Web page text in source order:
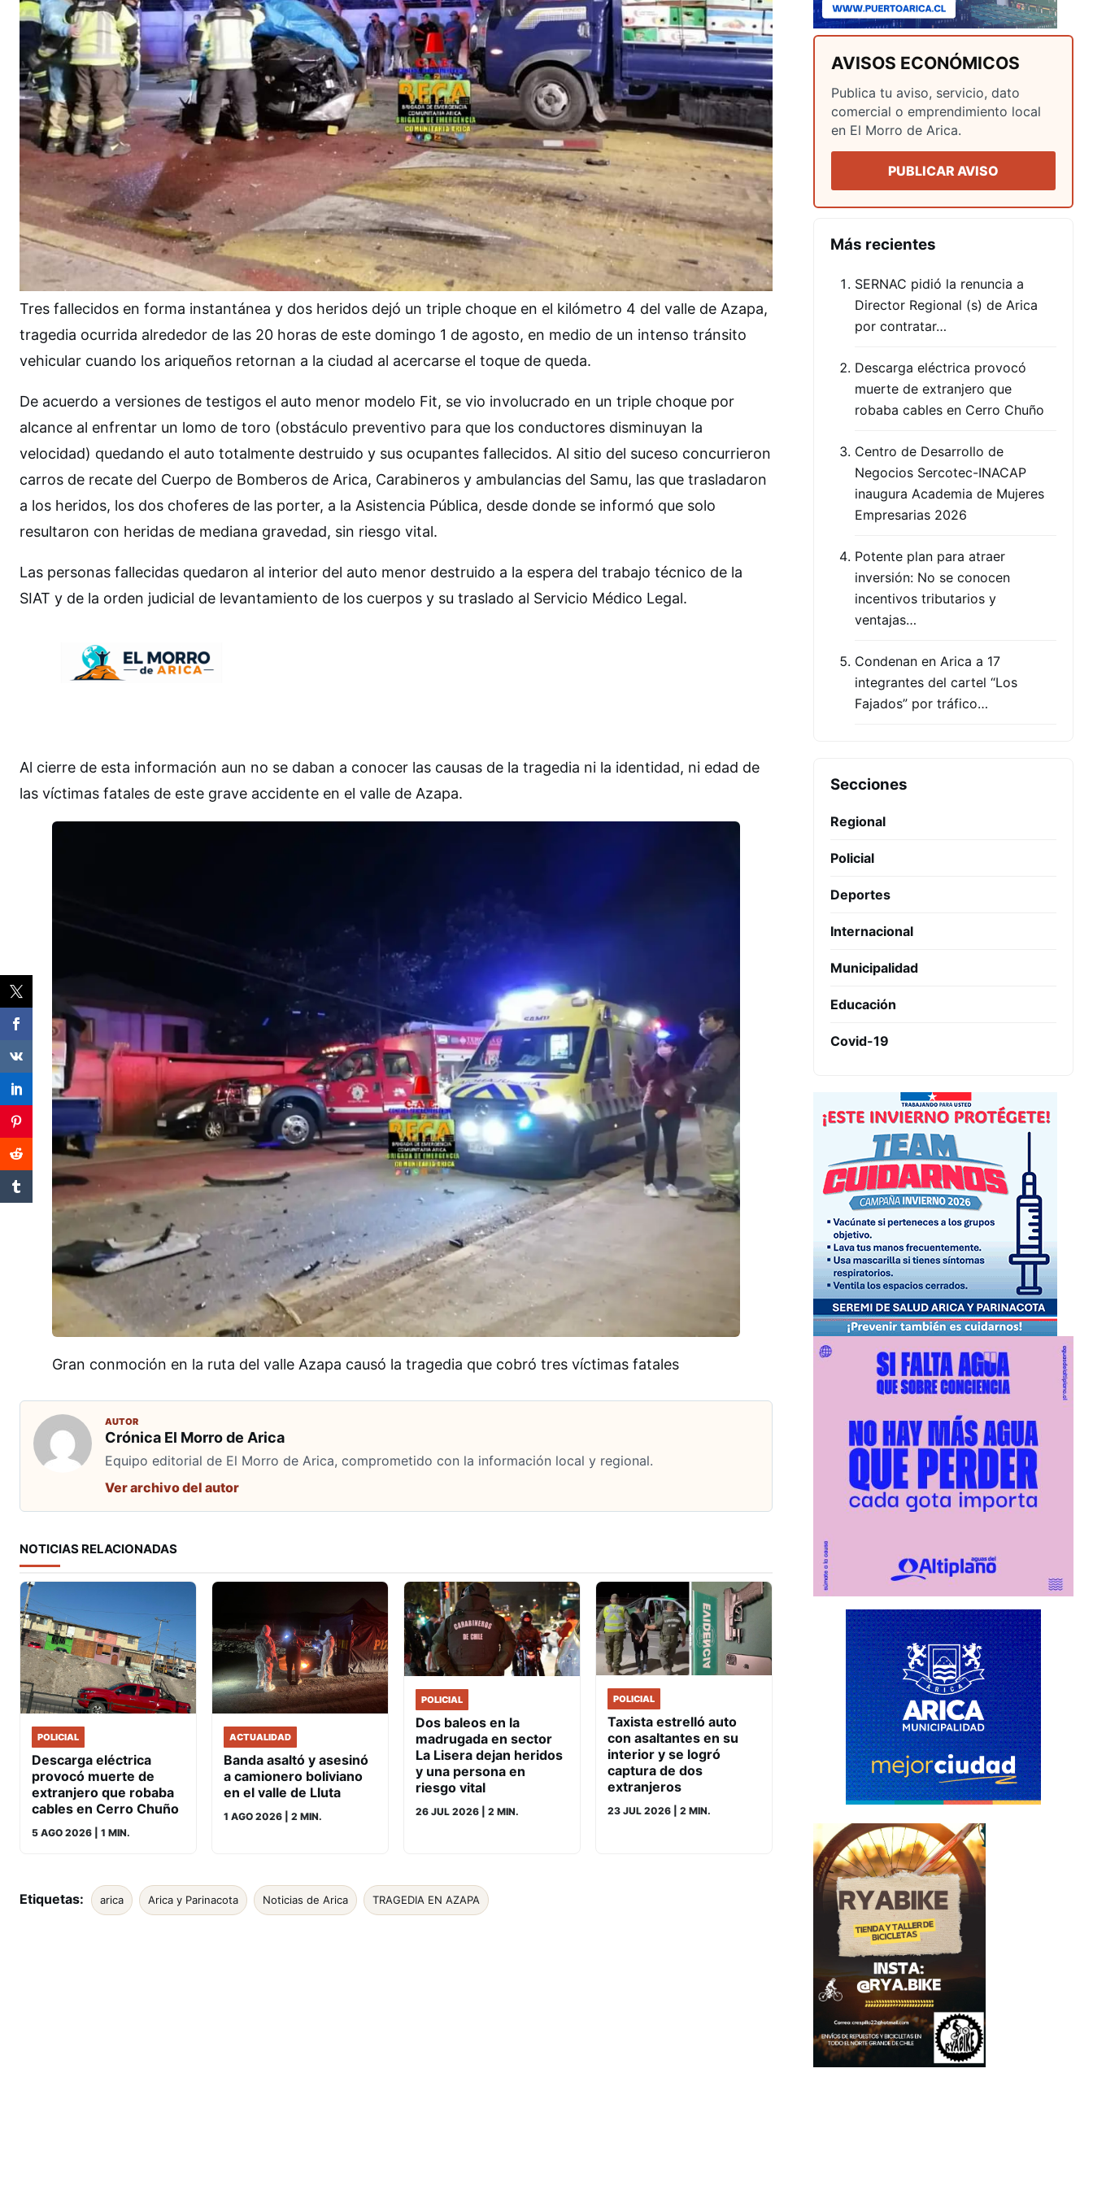
Tres fallecidos en forma instantánea y dos heridos dejó un triple choque en el kilómetro 4 del valle de Azapa,
tragedia ocurrida alrededor de las 20 horas de este domingo 1 de agosto, en medio de un intenso tránsito
vehicular cuando los ariqueños retornan a la ciudad al acercarse el toque de queda.
De acuerdo a versiones de testigos el auto menor modelo Fit, se vio involucrado en un triple choque por
alcance al enfrentar un lomo de toro (obstáculo preventivo para que los conductores disminuyan la
velocidad) quedando el auto totalmente destruido y sus ocupantes fallecidos. Al sitio del suceso concurrieron
carros de recate del Cuerpo de Bomberos de Arica, Carabineros y ambulancias del Samu, las que trasladaron
a los heridos, los dos choferes de las porter, a la Asistencia Pública, desde donde se informó que solo
resultaron con heridas de mediana gravedad, sin riesgo vital.
Las personas fallecidas quedaron al interior del auto menor destruido a la espera del trabajo técnico de la
SIAT y de la orden judicial de levantamiento de los cuerpos y su traslado al Servicio Médico Legal.
Al cierre de esta información aun no se daban a conocer las causas de la tragedia ni la identidad, ni edad de
las víctimas fatales de este grave accidente en el valle de Azapa.
Gran conmoción en la ruta del valle Azapa causó la tragedia que cobró tres víctimas fatales
AUTOR
Crónica El Morro de Arica
Equipo editorial de El Morro de Arica, comprometido con la información local y regional.
Ver archivo del autor
NOTICIAS RELACIONADAS
POLICIAL
Descarga eléctrica
provocó muerte de
extranjero que robaba
cables en Cerro Chuño
5 AGO 2026 | 1 MIN.
ACTUALIDAD
Banda asaltó y asesinó
a camionero boliviano
en el valle de Lluta
1 AGO 2026 | 2 MIN.
POLICIAL
Dos baleos en la
madrugada en sector
La Lisera dejan heridos
y una persona en
riesgo vital
26 JUL 2026 | 2 MIN.
POLICIAL
Taxista estrelló auto
con asaltantes en su
interior y se logró
captura de dos
extranjeros
23 JUL 2026 | 2 MIN.
Etiquetas: arica Arica y Parinacota Noticias de Arica TRAGEDIA EN AZAPA
AVISOS ECONÓMICOS
Publica tu aviso, servicio, dato
comercial o emprendimiento local
en El Morro de Arica.
PUBLICAR AVISO
Más recientes
SERNAC pidió la renuncia a
Director Regional (s) de Arica
por contratar…
Descarga eléctrica provocó
muerte de extranjero que
robaba cables en Cerro Chuño
Centro de Desarrollo de
Negocios Sercotec-INACAP
inaugura Academia de Mujeres
Empresarias 2026
Potente plan para atraer
inversión: No se conocen
incentivos tributarios y
ventajas…
Condenan en Arica a 17
integrantes del cartel “Los
Fajados” por tráfico…
Secciones
Regional
Policial
Deportes
Internacional
Municipalidad
Educación
Covid-19